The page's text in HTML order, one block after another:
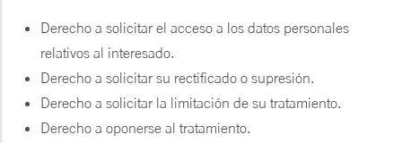
Derecho a solicitar el acceso a los datos personales
relativos al interesado.
Derecho a solicitar su rectificado o supresión.
Derecho a solicitar la limitación de su tratamiento.
Derecho a oponerse al tratamiento.